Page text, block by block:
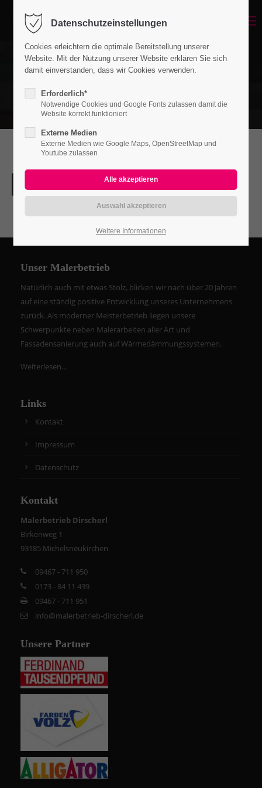
Unser Malerbetrieb
Natürlich auch mit etwas Stolz, blicken wir nach über 20 Jahren
auf eine ständig positive Entwicklung unseres Unternehmens
zurück. Als moderner Meisterbetrieb liegen unsere
Schwerpunkte neben Malerarbeiten aller Art und
Fassadensanierung auch auf Wärmedämmungssystemen.
Weiterlesen...
Links
Kontakt
Impressum
Datenschutz
Kontakt
Malerbetrieb Dirscherl
Birkenweg 1
93185 Michelsneukirchen
09467 - 711 950
0173 - 84 11 439
09467 - 711 951
info@malerbetrieb-dirscherl.de
Unsere Partner
Datenschutzeinstellungen
Cookies erleichtern die optimale Bereitstellung unserer
Website. Mit der Nutzung unserer Website erklären Sie sich
damit einverstanden, dass wir Cookies verwenden.
Erforderlich*
Notwendige Cookies und Google Fonts zulassen damit die
Website korrekt funktioniert
Externe Medien
Externe Medien wie Google Maps, OpenStreetMap und
Youtube zulassen
Weitere Informationen